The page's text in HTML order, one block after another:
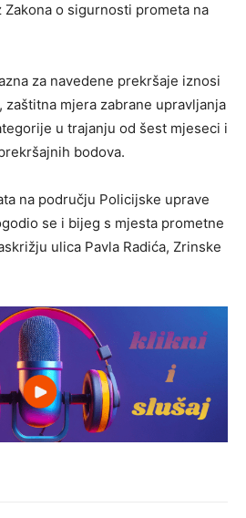
o sigurnosti prometa na
za navedene prekršaje iznosi
mjera zabrane upravljanja
u trajanju od šest mjeseci i
bodova.
na području Policijske uprave
se i bijeg s mjesta prometne
ulica Pavla Radića, Zrinske